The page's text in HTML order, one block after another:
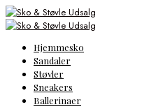
Hjemmesko
Sandaler
Støvler
Sneakers
Ballerinaer